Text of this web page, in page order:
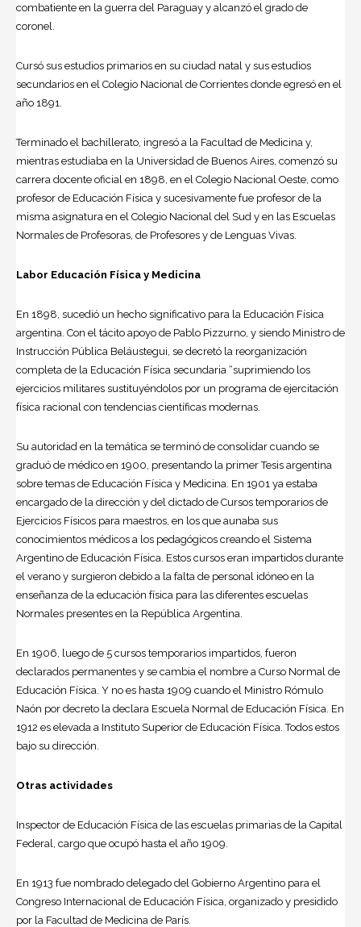
combatiente en la guerra del Paraguay y alcanzó el grado de
coronel.
Cursó sus estudios primarios en su ciudad natal y sus estudios
secundarios en el Colegio Nacional de Corrientes donde egresó en el
año 1891.
Terminado el bachillerato, ingresó a la Facultad de Medicina y,
mientras estudiaba en la Universidad de Buenos Aires , comenzó su
carrera docente oficial en 1898, en el Colegio Nacional Oeste, como
profesor de Educación Física y sucesivamente fue profesor de la
misma asignatura en el Colegio Nacional del Sud y en las Escuelas
Normales de Profesoras, de Profesores y de Lenguas Vivas.
Labor Educación Física y Medicina
En 1898, sucedió un hecho significativo para la Educación Física
argentina . Con el tácito apoyo de Pablo Pizzurno, y siendo Ministro de
Instrucción Pública Beláustegui, se decretó la reorganización
completa de la Educación Física secundaria “suprimiendo los
ejercicios militares sustituyéndolos por un programa de ejercitación
física racional con tendencias científicas modernas.
Su autoridad en la temática se terminó de consolidar cuando se
graduó de médico en 1900, presentando la primer Tesis argentina
sobre temas de Educación Física y Medicina. En 1901 ya estaba
encargado de la dirección y del dictado de Cursos temporarios de
Ejercicios Físicos para maestros, en los que aunaba sus
conocimientos médicos a los pedagógicos creando el Sistema
Argentino de Educación Física. Estos cursos eran impartidos durante
el verano y surgieron debido a la falta de personal idóneo en la
enseñanza de la educación física para las diferentes escuelas
Normales presentes en la República Argentina.
En 1906, luego de 5 cursos temporarios impartidos, fueron
declarados permanentes y se cambia el nombre a Curso Normal de
Educación Física. Y no es hasta 1909 cuando el Ministro Rómulo
Naón por decreto la declara Escuela Normal de Educación Física. En
1912 es elevada a Instituto Superior de Educación Física. Todos estos
bajo su dirección.
Otras actividades
Inspector de Educación Física de las escuelas primarias de la Capital
Federal, cargo que ocupó hasta el año 1909.
En 1913 fue nombrado delegado del Gobierno Argentino para el
Congreso Internacional de Educación Física, organizado y presidido
por la Facultad de Medicina de París.